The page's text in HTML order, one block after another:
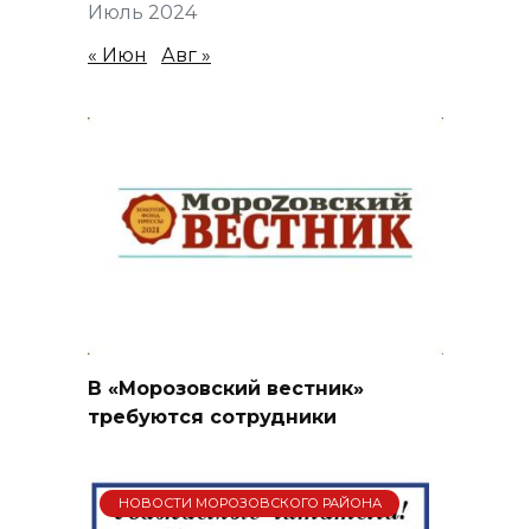
Июль 2024
« Июн Авг »
В «Морозовский вестник»
требуются сотрудники
НОВОСТИ МОРОЗОВСКОГО РАЙОНА